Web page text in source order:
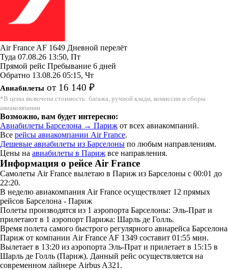
Air France AF 1649 Дневной перелёт
Туда 07.08.26 13:50, Пт
Прямой рейс Пребывание 6 дней
Обратно 13.08.26 05:15, Чт
Авиабилеты от 16 140 ₽
*В цены включена стоимость: багажа, ручной клади, комиссии и сборы
авиакомпании
Возможно, вам будет интересно:
Авиабилеты Барселона → Париж от всех авиакомпаний.
Все рейсы авиакомпании Air France.
Дешевые авиабилеты из Барселоны по любым направлениям.
Цены на авиабилеты в Париж все направления.
Информация о рейсе Air France
Самолеты Air France вылетаю в Париж из Барселоны с 00:01 до
22:20.
В неделю авиакомпания Air France осуществляет 12 прямых
рейсов Барселона - Париж
Полеты производятся из 1 аэропорта Барселоны: Эль-Прат и
прилетают в 1 аэропорт Парижа: Шарль де Голль.
Время полета самого быстрого регулярного авиарейса Барселона
Париж от компании Air France AF 1349 составит 01:55 мин.
Вылетает в 13:20 из аэропорта Эль-Прат и прилетает в 15:15 в
Шарль де Голль (Париж). Данный рейс осуществляется на
современном лайнере Airbus A321.